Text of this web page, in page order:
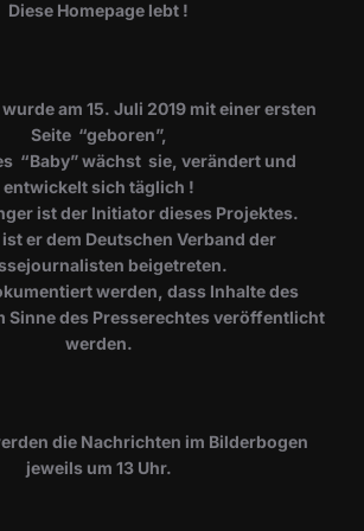
Diese Homepage lebt !
am 15. Juli 2019 mit einer ersten
Seite “geboren”,
“Baby” wächst sie, verändert und
entwickelt sich täglich !
ist der Initiator dieses Projektes.
er dem Deutschen Verband der
beigetreten.
werden, dass Inhalte des
Sinne des Presserechtes veröffentlicht
werden.
die Nachrichten im Bilderbogen
jeweils um 13 Uhr.